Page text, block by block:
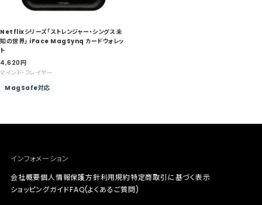
Netflixシリーズ「ストレンジャー・シングス 未
知の世界」 iFace MagSynq カードウォレッ
ト
セ
ー
価
4,620円
マインド・フレイヤー
MagSafe対応
インフォメーション
会社概要個人情報保護方針利用規約特定商取引に基づく表示
ショッピングガイドFAQ(よくあるご質問)